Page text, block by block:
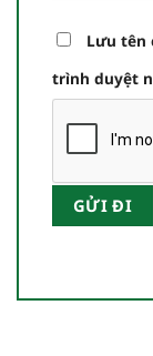
Lưu tên
trình duyệt